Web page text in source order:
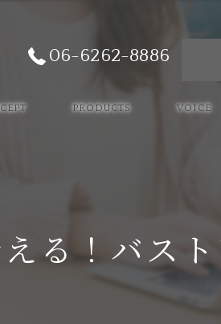
06-6262-8886
PRODUCTS VOICE
る！バス